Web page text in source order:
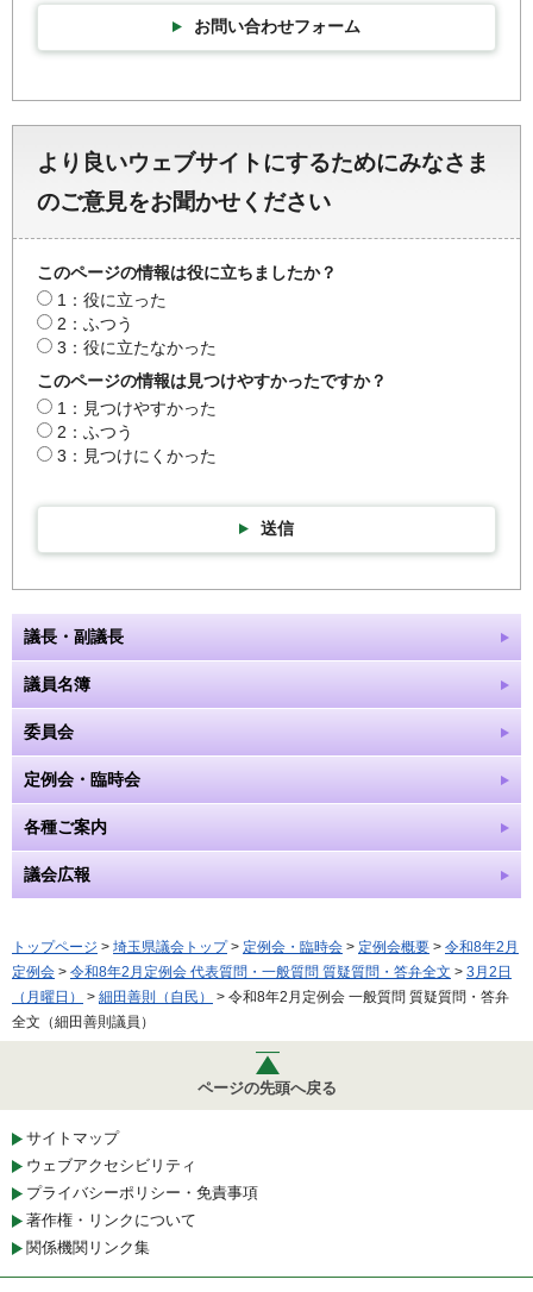
お問い合わせフォーム
より良いウェブサイトにするためにみなさま
のご意見をお聞かせください
このページの情報は役に立ちましたか？
1：役に立った
2：ふつう
3：役に立たなかった
このページの情報は見つけやすかったですか？
1：見つけやすかった
2：ふつう
3：見つけにくかった
送信
議長・副議長
議員名簿
委員会
定例会・臨時会
各種ご案内
議会広報
トップページ > 埼玉県議会トップ> 定例会・臨時会 > 定例会概要 > 令和8年2月
定例会 > 令和8年2月定例会 代表質問・一般質問 質疑質問・答弁全文 > 3月2日
（月曜日）
> 細田善則（自民）
> 令和8年2月定例会 一般質問 質疑質問・答弁
全文（細田善則議員）
ページの先頭へ戻る
サイトマップ
ウェブアクセシビリティ
プライバシーポリシー・免責事項
著作権・リンクについて
関係機関リンク集